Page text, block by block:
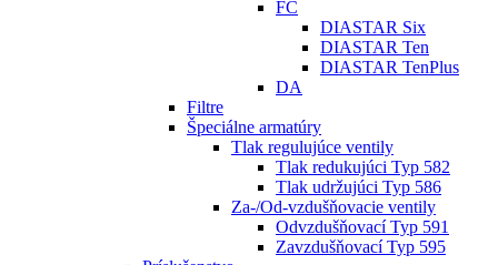
FC
DIASTAR Six
DIASTAR Ten
DIASTAR TenPlus
DA
Filtre
Špeciálne armatúry
Tlak regulujúce ventily
Tlak redukujúci Typ 582
Tlak udržujúci Typ 586
Za-/Od-vzdušňovacie ventily
Odvzdušňovací Typ 591
Zavzdušňovací Typ 595